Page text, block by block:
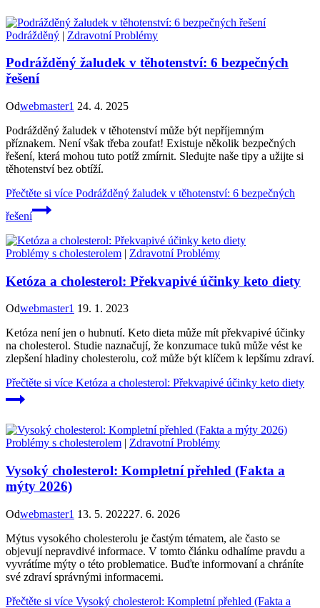
Podrážděný | Zdravotní Problémy
Podrážděný žaludek v těhotenství: 6 bezpečných
řešení
Odwebmaster1 24. 4. 2025
Podrážděný žaludek v těhotenství může být nepříjemným
příznakem. Není však třeba zoufat! Existuje několik bezpečných
řešení, která mohou tuto potíž zmírnit. Sledujte naše tipy a užijte si
těhotenství bez obtíží.
Přečtěte si více Podrážděný žaludek v těhotenství: 6 bezpečných
řešení
Problémy s cholesterolem | Zdravotní Problémy
Ketóza a cholesterol: Překvapivé účinky keto diety
Odwebmaster1 19. 1. 2023
Ketóza není jen o hubnutí. Keto dieta může mít překvapivé účinky
na cholesterol. Studie naznačují, že konzumace tuků může vést ke
zlepšení hladiny cholesterolu, což může být klíčem k lepšímu zdraví.
Přečtěte si více Ketóza a cholesterol: Překvapivé účinky keto diety
Problémy s cholesterolem | Zdravotní Problémy
Vysoký cholesterol: Kompletní přehled (Fakta a
mýty 2026)
Odwebmaster1 13. 5. 202227. 6. 2026
Mýtus vysokého cholesterolu je častým tématem, ale často se
objevují nepravdivé informace. V tomto článku odhalíme pravdu a
vyvrátíme mýty o této problematice. Buďte informovaní a chráníte
své zdraví správnými informacemi.
Přečtěte si více Vysoký cholesterol: Kompletní přehled (Fakta a